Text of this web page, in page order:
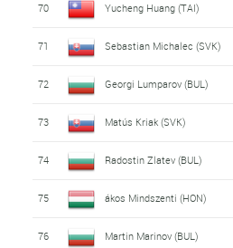
70 Yucheng Huang (TAI)
71 Sebastian Michalec (SVK)
72 Georgi Lumparov (BUL)
73 Matús Kriak (SVK)
74 Radostin Zlatev (BUL)
75 ákos Mindszenti (HON)
76 Martin Marinov (BUL)